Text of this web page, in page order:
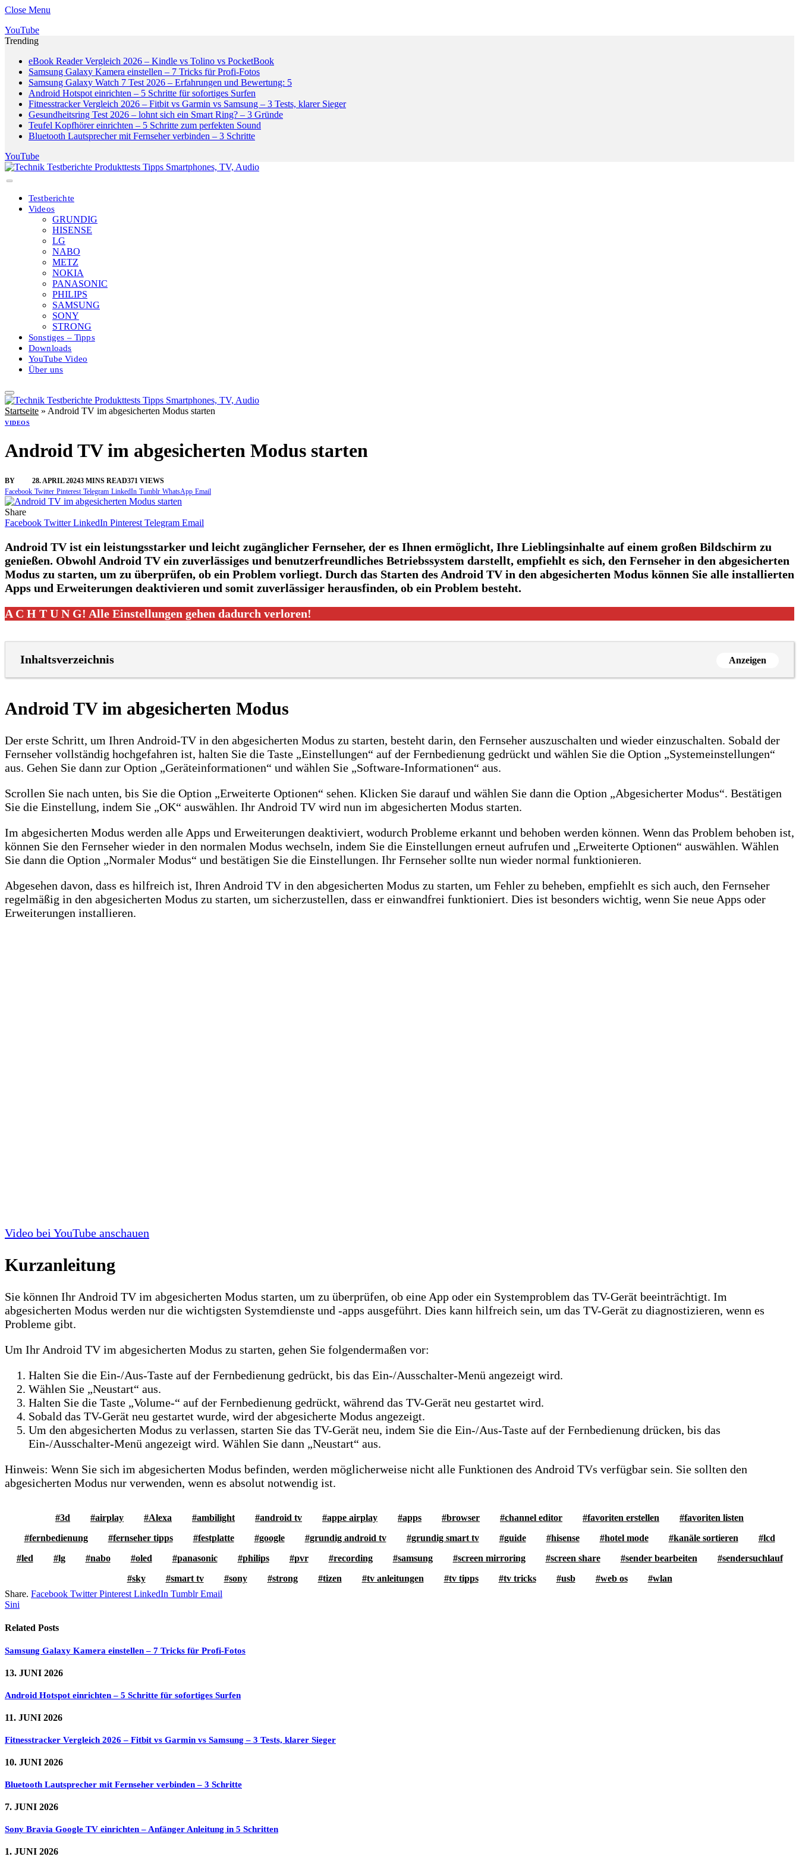
Close Menu
YouTube
Trending
eBook Reader Vergleich 2026 – Kindle vs Tolino vs PocketBook
Samsung Galaxy Kamera einstellen – 7 Tricks für Profi-Fotos
Samsung Galaxy Watch 7 Test 2026 – Erfahrungen und Bewertung: 5
Android Hotspot einrichten – 5 Schritte für sofortiges Surfen
Fitnesstracker Vergleich 2026 – Fitbit vs Garmin vs Samsung – 3 Tests, klarer Sieger
Gesundheitsring Test 2026 – lohnt sich ein Smart Ring? – 3 Gründe
Teufel Kopfhörer einrichten – 5 Schritte zum perfekten Sound
Bluetooth Lautsprecher mit Fernseher verbinden – 3 Schritte
YouTube
Testberichte
Videos
GRUNDIG
HISENSE
LG
NABO
METZ
NOKIA
PANASONIC
PHILIPS
SAMSUNG
SONY
STRONG
Sonstiges – Tipps
Downloads
YouTube Video
Über uns
Startseite » Android TV im abgesicherten Modus starten
VIDEOS
Android TV im abgesicherten Modus starten
BY 28. APRIL 20243 MINS READ371 VIEWS
Facebook Twitter Pinterest Telegram LinkedIn Tumblr WhatsApp Email
Share
Facebook Twitter LinkedIn Pinterest Telegram Email
Android TV ist ein leistungsstarker und leicht zugänglicher Fernseher, der es Ihnen ermöglicht, Ihre Lieblingsinhalte auf einem großen Bildschirm zu
genießen. Obwohl Android TV ein zuverlässiges und benutzerfreundliches Betriebssystem darstellt, empfiehlt es sich, den Fernseher in den abgesicherten
Modus zu starten, um zu überprüfen, ob ein Problem vorliegt. Durch das Starten des Android TV in den abgesicherten Modus können Sie alle installierten
Apps und Erweiterungen deaktivieren und somit zuverlässiger herausfinden, ob ein Problem besteht.
A C H T U N G! Alle Einstellungen gehen dadurch verloren!
Inhaltsverzeichnis Anzeigen
Android TV im abgesicherten Modus
Der erste Schritt, um Ihren Android-TV in den abgesicherten Modus zu starten, besteht darin, den Fernseher auszuschalten und wieder einzuschalten. Sobald der
Fernseher vollständig hochgefahren ist, halten Sie die Taste „Einstellungen“ auf der Fernbedienung gedrückt und wählen Sie die Option „Systemeinstellungen“
aus. Gehen Sie dann zur Option „Geräteinformationen“ und wählen Sie „Software-Informationen“ aus.
Scrollen Sie nach unten, bis Sie die Option „Erweiterte Optionen“ sehen. Klicken Sie darauf und wählen Sie dann die Option „Abgesicherter Modus“. Bestätigen
Sie die Einstellung, indem Sie „OK“ auswählen. Ihr Android TV wird nun im abgesicherten Modus starten.
Im abgesicherten Modus werden alle Apps und Erweiterungen deaktiviert, wodurch Probleme erkannt und behoben werden können. Wenn das Problem behoben ist,
können Sie den Fernseher wieder in den normalen Modus wechseln, indem Sie die Einstellungen erneut aufrufen und „Erweiterte Optionen“ auswählen. Wählen
Sie dann die Option „Normaler Modus“ und bestätigen Sie die Einstellungen. Ihr Fernseher sollte nun wieder normal funktionieren.
Abgesehen davon, dass es hilfreich ist, Ihren Android TV in den abgesicherten Modus zu starten, um Fehler zu beheben, empfiehlt es sich auch, den Fernseher
regelmäßig in den abgesicherten Modus zu starten, um sicherzustellen, dass er einwandfrei funktioniert. Dies ist besonders wichtig, wenn Sie neue Apps oder
Erweiterungen installieren.
Video bei YouTube anschauen
Kurzanleitung
Sie können Ihr Android TV im abgesicherten Modus starten, um zu überprüfen, ob eine App oder ein Systemproblem das TV-Gerät beeinträchtigt. Im
abgesicherten Modus werden nur die wichtigsten Systemdienste und -apps ausgeführt. Dies kann hilfreich sein, um das TV-Gerät zu diagnostizieren, wenn es
Probleme gibt.
Um Ihr Android TV im abgesicherten Modus zu starten, gehen Sie folgendermaßen vor:
Halten Sie die Ein-/Aus-Taste auf der Fernbedienung gedrückt, bis das Ein-/Ausschalter-Menü angezeigt wird.
Wählen Sie „Neustart“ aus.
Halten Sie die Taste „Volume-“ auf der Fernbedienung gedrückt, während das TV-Gerät neu gestartet wird.
Sobald das TV-Gerät neu gestartet wurde, wird der abgesicherte Modus angezeigt.
Um den abgesicherten Modus zu verlassen, starten Sie das TV-Gerät neu, indem Sie die Ein-/Aus-Taste auf der Fernbedienung drücken, bis das
Ein-/Ausschalter-Menü angezeigt wird. Wählen Sie dann „Neustart“ aus.
Hinweis: Wenn Sie sich im abgesicherten Modus befinden, werden möglicherweise nicht alle Funktionen des Android TVs verfügbar sein. Sie sollten den
abgesicherten Modus nur verwenden, wenn es absolut notwendig ist.
3d airplay Alexa ambilight android tv appe airplay apps browser channel editor favoriten erstellen
favoriten listen
fernbedienung
fernseher tipps festplatte google grundig android tv grundig smart tv guide hisense hotel mode kanäle sortieren
lcd
led
lg nabo oled panasonic philips pvr recording samsung screen mirroring screen share sender bearbeiten
sendersuchlauf
sky
smart tv sony strong tizen tv anleitungen tv tipps tv tricks usb web os
wlan
Share. Facebook Twitter Pinterest LinkedIn Tumblr Email
Sini
Related Posts
Samsung Galaxy Kamera einstellen – 7 Tricks für Profi-Fotos
13. JUNI 2026
Android Hotspot einrichten – 5 Schritte für sofortiges Surfen
11. JUNI 2026
Fitnesstracker Vergleich 2026 – Fitbit vs Garmin vs Samsung – 3 Tests, klarer Sieger
10. JUNI 2026
Bluetooth Lautsprecher mit Fernseher verbinden – 3 Schritte
7. JUNI 2026
Sony Bravia Google TV einrichten – Anfänger Anleitung in 5 Schritten
1. JUNI 2026